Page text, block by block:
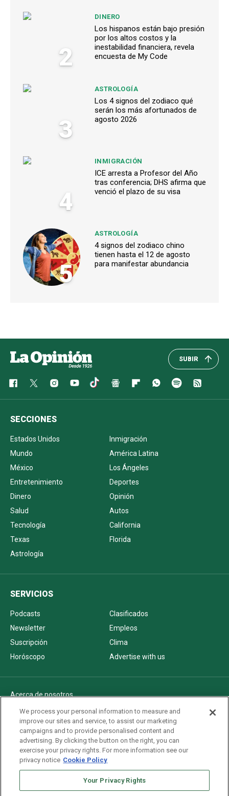
2
DINERO
Los hispanos están bajo presión
por los altos costos y la
inestabilidad financiera, revela
encuesta de My Code
3
ASTROLOGÍA
Los 4 signos del zodiaco qué
serán los más afortunados de
agosto 2026
4
INMIGRACIÓN
ICE arresta a Profesor del Año
tras conferencia; DHS afirma que
venció el plazo de su visa
5
ASTROLOGÍA
4 signos del zodiaco chino
tienen hasta el 12 de agosto
para manifestar abundancia
SUBIR
SECCIONES
Estados Unidos
Inmigración
Mundo
América Latina
México
Los Ángeles
Entretenimiento
Deportes
Dinero
Opinión
Salud
Autos
Tecnología
California
Texas
Florida
Astrología
SERVICIOS
Podcasts
Clasificados
Newsletter
Empleos
Suscripción
Clima
Horóscopo
Advertise with us
Acerca de nosotros
Politica de privacidad
Pautas Editoriales
AdChoices
Advertise with us
Newsletters
We process your personal information to measure and
improve our sites and service, to assist our marketing
campaigns and to provide personalised content and
advertising. By clicking the button on the right, you can
exercise your privacy rights. For more information see our
privacy notice Cookie Policy
Your Privacy Rights